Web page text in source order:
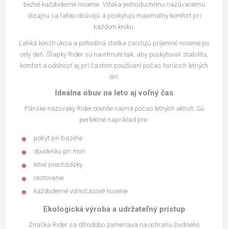
bežné každodenné nosenie. Vďaka jednoduchému nazúvaciemu
dizajnu sa ľahko obúvajú a poskytujú maximálny komfort pri
každom kroku.
Ľahká konštrukcia a pohodlná stielka zaisťujú príjemné nosenie po
celý deň. Šľapky Rider sú navrhnuté tak, aby poskytovali stabilitu,
komfort a odolnosť aj pri častom používaní počas horúcich letných
dní.
Ideálna obuv na leto aj voľný čas
Pánske nazúvaky Rider oceníte najmä počas letných aktivít. Sú
perfektné napríklad pre:
pobyt pri bazéne
dovolenku pri mori
letné prechádzky
cestovanie
každodenné voľnočasové nosenie
Ekologická výroba a udržateľný prístup
Značka Rider sa dlhodobo zameriava na ochranu životného